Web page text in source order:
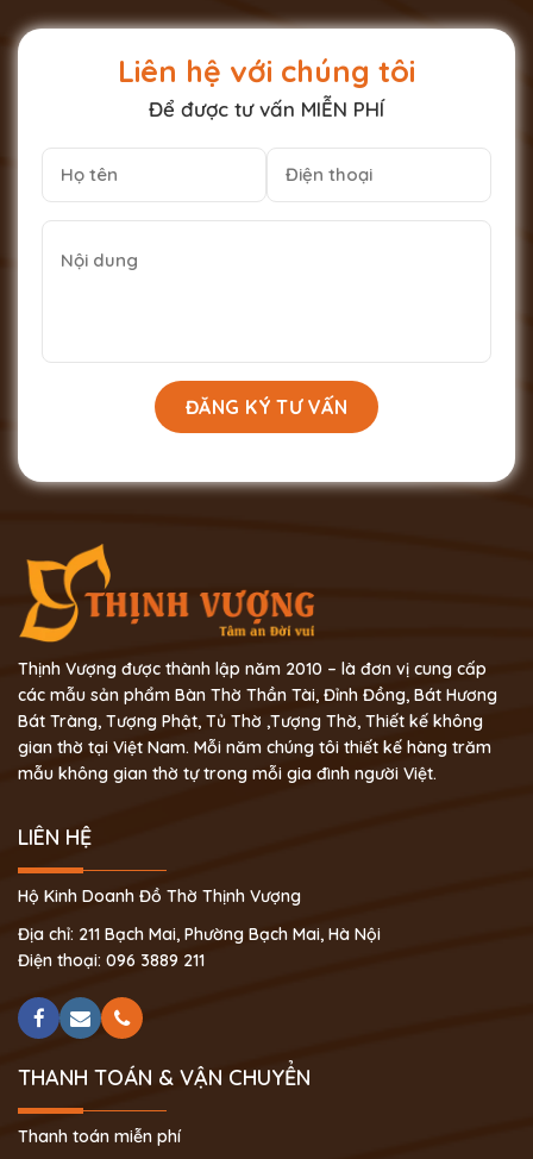
Liên hệ với chúng tôi
Để được tư vấn MIỄN PHÍ
Thịnh Vượng được thành lập năm 2010 – là đơn vị cung cấp
các mẫu sản phẩm Bàn Thờ Thần Tài, Đỉnh Đồng, Bát Hương
Bát Tràng, Tượng Phật, Tủ Thờ ,Tượng Thờ, Thiết kế không
gian thờ tại Việt Nam. Mỗi năm chúng tôi thiết kế hàng trăm
mẫu không gian thờ tự trong mỗi gia đình người Việt.
LIÊN HỆ
Hộ Kinh Doanh Đồ Thờ Thịnh Vượng
Địa chỉ: 211 Bạch Mai, Phường Bạch Mai, Hà Nội
Điện thoại: 096 3889 211
THANH TOÁN & VẬN CHUYỂN
Thanh toán miễn phí